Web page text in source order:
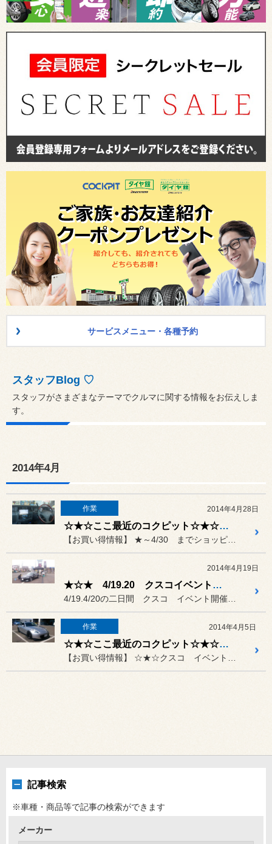
サービスメニュー・各種予約
スタッフBlog ♡
スタッフがさまざまなテーマでクルマに関する情報をお伝えしま
す。
2014年4月
作業 2014年4月28日
☆★☆ここ最近のコクピット☆★☆ 20140428
2014年4月19日
★☆★ 4/19.20 クスコイベント開催中★☆★
作業 2014年4月5日
☆★☆ここ最近のコクピット☆★☆ 20140405
記事検索
※車種・商品等で記事の検索ができます
メーカー